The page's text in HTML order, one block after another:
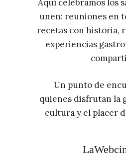
Aquí celebramos los
unen: reuniones en
recetas con historia,
experiencias
Un punto de
quienes disfrutan la
cultura y el placer